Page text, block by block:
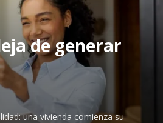
de generar
una vivienda comienza su